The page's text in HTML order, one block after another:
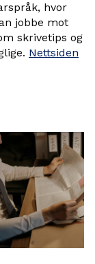
hvor
jobbe mot
skrivetips og
Nettsiden